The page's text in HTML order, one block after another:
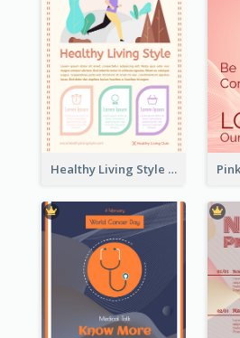
Healthy Living Style Flyer In Warm Colour Tone